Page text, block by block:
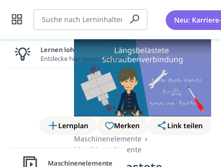
Suche Neu:
Lernplan Merken
Link teilen
Maschinenelemente
Maschinenelemente
Lernen lohnt sich!
Entdecke hier deine Chancen.
Maschinenelemente